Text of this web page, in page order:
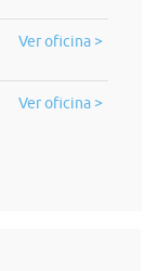
Ver oficina >
Ver oficina >